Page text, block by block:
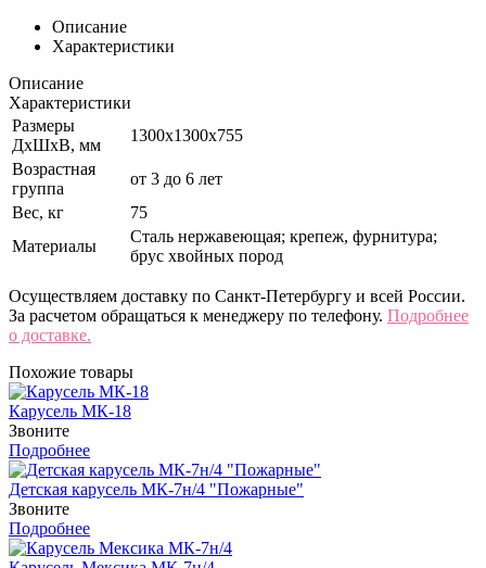
Описание
Характеристики
Описание
Характеристики
Размеры
ДхШхВ, мм
1300х1300х755
Возрастная
группа
от 3 до 6 лет
Вес, кг
75
Материалы
Сталь нержавеющая; крепеж, фурнитура;
брус хвойных пород
Осуществляем доставку по Санкт-Петербургу и всей России.
За расчетом обращаться к менеджеру по телефону. Подробнее
о доставке.
Похожие товары
Карусель МК-18
Звоните
Подробнее
Детская карусель МК-7н/4 "Пожарные"
Звоните
Подробнее